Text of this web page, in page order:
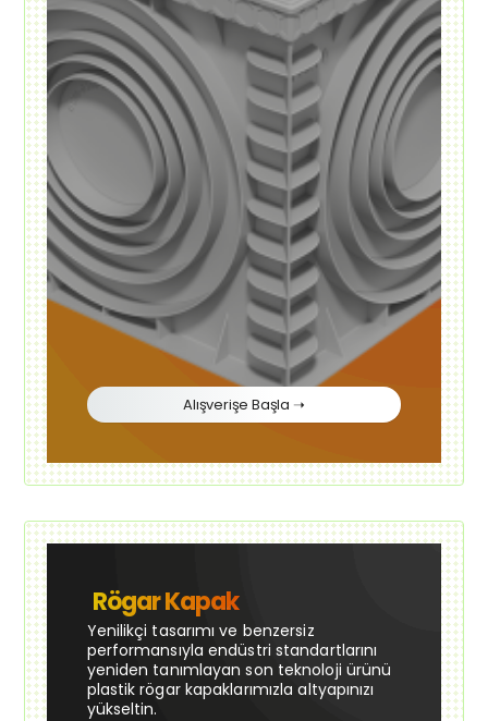
Alışverişe Başla ➝
Rögar Kapak
Yenilikçi tasarımı ve benzersiz
performansıyla endüstri standartlarını
yeniden tanımlayan son teknoloji ürünü
plastik rögar kapaklarımızla altyapınızı
yükseltin.